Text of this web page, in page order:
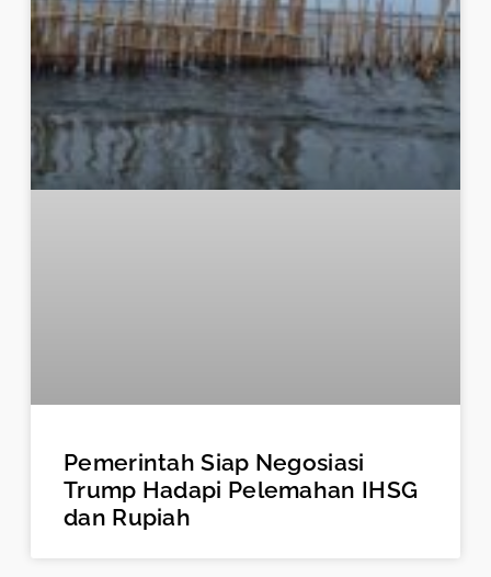
Pemerintah Siap Negosiasi
Trump Hadapi Pelemahan IHSG
dan Rupiah